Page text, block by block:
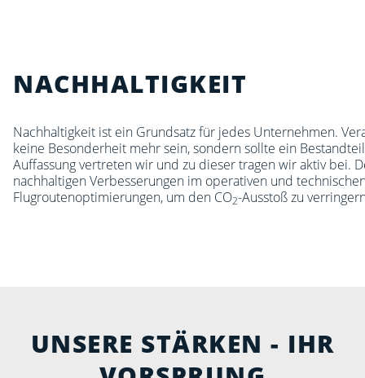
NACHHALTIGKEIT
Nachhaltigkeit ist ein Grundsatz für jedes Unternehmen.
keine Besonderheit mehr sein, sondern sollte ein
Auffassung vertreten wir und zu dieser tragen wir aktiv bei.
nachhaltigen Verbesserungen im operativen und
Flugroutenoptimierungen, um den CO2-Ausstoß zu
UNSERE STÄRKEN - IHR